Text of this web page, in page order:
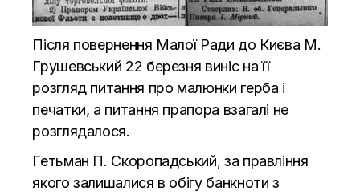
Після повернення Малої Ради до Києва М.
Грушевський 22 березня виніс на її
розгляд питання про малюнки герба і
печатки, а питання прапора взагалі не
розглядалося.
Гетьман П. Скоропадський, за правління
якого залишалися в обігу банкноти з